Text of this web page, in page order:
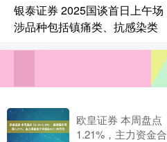
银泰证券 2025国谈首日上午
涉品种包括镇痛类、抗感染类
欧皇证券 本周盘点
1.21%，主力资金